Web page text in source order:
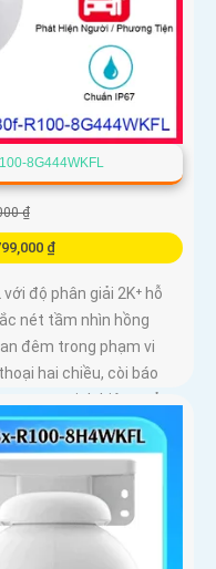
8G444WKFL
₫
₫
độ phân giải 2K⁺ hỗ
nét tầm nhìn hồng
đêm trong phạm vi
hai chiều, còi báo
cao an ninh hiệu quả.
nước, đảm bảo hoạt
tiết